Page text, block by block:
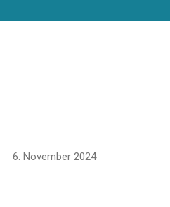
6. November 2024